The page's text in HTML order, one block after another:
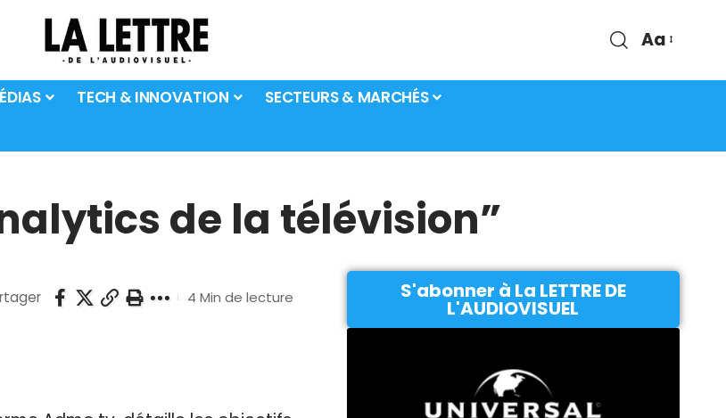
Aa
TECH & INNOVATION
SECTEURS & MARCHÉS
de la télévision”
4 Min de lecture S'abonner à La LETTRE DE
L'AUDIOVISUEL